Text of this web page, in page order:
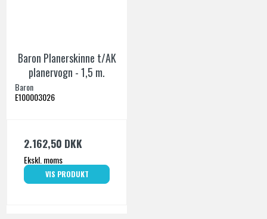
Baron Planerskinne t/AK
planervogn - 1,5 m.
Baron
E100003026
2.162,50 DKK
Ekskl. moms
VIS PRODUKT